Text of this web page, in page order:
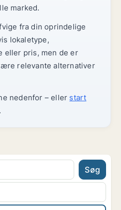
marked.
fra din oprindelige
lokaletype,
eller pris, men de er
relevante alternativer
nedenfor – eller start
Søg